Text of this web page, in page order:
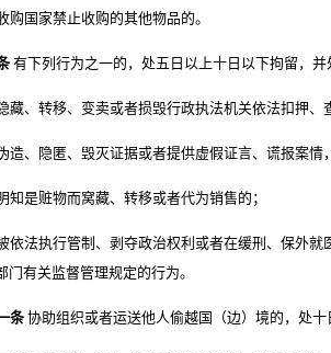
购国家禁止收购的其他物品的。
有下列行为之一的，处五日以上十日以下拘留，
藏、转移、变卖或者损毁行政执法机关依法扣押
造、隐匿、毁灭证据或者提供虚假证言、谎报案
知是赃物而窝藏、转移或者代为销售的；
被依法执行管制、剥夺政治权利或者在缓刑、保外
门有关监督管理规定的行为。
条 协助组织或者运送他人偷越国（边）境的，处